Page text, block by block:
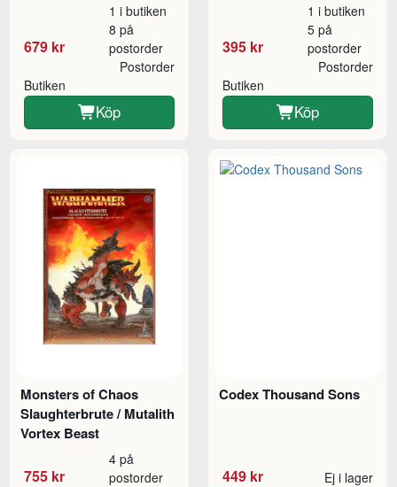
679 kr
1 i butiken
8 på
postorder
Butiken
Postorder
Köp
395 kr
1 i butiken
5 på
postorder
Butiken
Postorder
Köp
Monsters of Chaos
Slaughterbrute / Mutalith
Vortex Beast
755 kr
4 på
postorder
Codex Thousand Sons
449 kr Ej i lager